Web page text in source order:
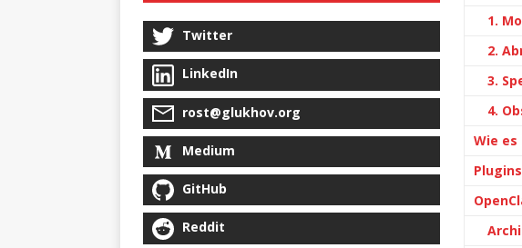
1.
2.
3.
4.
Wie
Twitter
LinkedIn
rost@glukhov.org
Medium
GitHub
Reddit